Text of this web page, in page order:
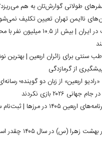
طولانی گوارش‌تان به هم
ناایمن تهران تعیین تکلیف
آمار معلولیت در ایران | بیش
سنتی برای زائران اربعین |
از گرمازدگی
«رادیو اربعین» از زبان دو گوینده؛
۲۰۲۶ بازی نکردند
قیمت قبر در